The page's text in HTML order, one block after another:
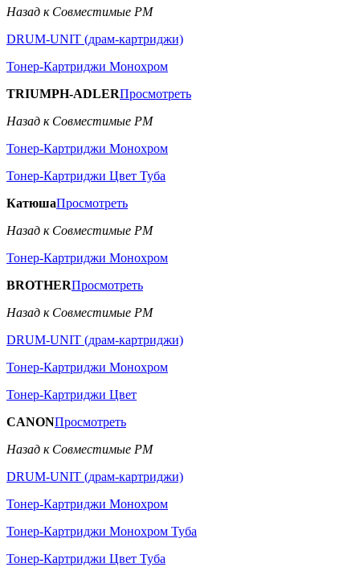
Назад к Совместимые РМ
DRUM-UNIT (драм-картриджи)
Тонер-Картриджи Монохром
TRIUMPH-ADLERПросмотреть
Назад к Совместимые РМ
Тонер-Картриджи Монохром
Тонер-Картриджи Цвет Туба
КатюшаПросмотреть
Назад к Совместимые РМ
Тонер-Картриджи Монохром
BROTHERПросмотреть
Назад к Совместимые РМ
DRUM-UNIT (драм-картриджи)
Тонер-Картриджи Монохром
Тонер-Картриджи Цвет
CANONПросмотреть
Назад к Совместимые РМ
DRUM-UNIT (драм-картриджи)
Тонер-Картриджи Монохром
Тонер-Картриджи Монохром Туба
Тонер-Картриджи Цвет Туба